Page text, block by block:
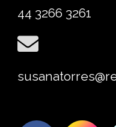
44 3266 3261